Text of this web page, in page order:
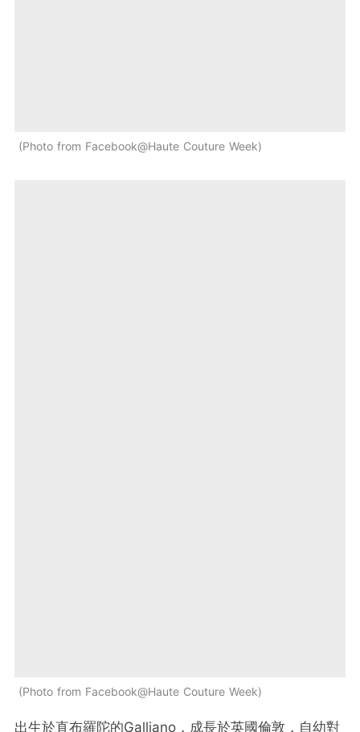
Photo from Facebook@Haute Couture Week
Photo from Facebook@Haute Couture Week
出生於直布羅陀的Galliano，成長於英國倫敦，自幼對